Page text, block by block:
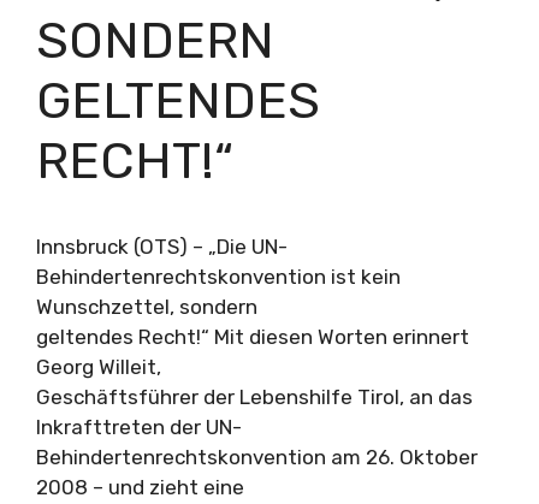
SONDERN
GELTENDES
RECHT!“
Innsbruck (OTS) – „Die UN-
Behindertenrechtskonvention ist kein
Wunschzettel, sondern
geltendes Recht!“ Mit diesen Worten erinnert
Georg Willeit,
Geschäftsführer der Lebenshilfe Tirol, an das
Inkrafttreten der UN-
Behindertenrechtskonvention am 26. Oktober
2008 – und zieht eine